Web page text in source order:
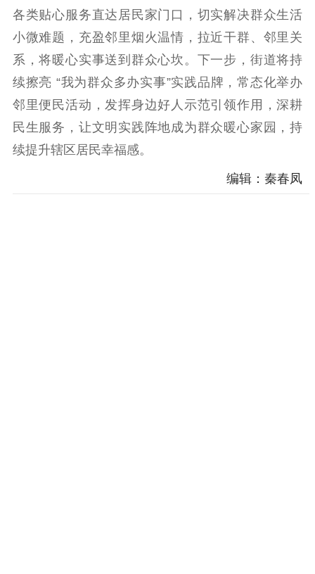
各类贴心服务直达居民家门口，切实解决群众生活
小微难题，充盈邻里烟火温情，拉近干群、邻里关
系，将暖心实事送到群众心坎。下一步，街道将持
续擦亮 “我为群众多办实事”实践品牌，常态化举办
邻里便民活动，发挥身边好人示范引领作用，深耕
民生服务，让文明实践阵地成为群众暖心家园，持
续提升辖区居民幸福感。
编辑：秦春凤